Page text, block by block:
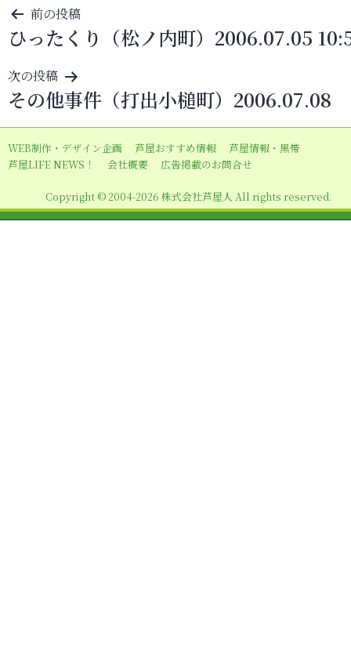
投
稿
ナ
ビ
ゲ
ー
シ
ン
前の投稿
ひったくり（松ノ内町）2006.07.05
次の投稿
その他事件（打出小槌町）2006.07.08
WEB制作・デザイン企画 芦屋おすすめ情報
芦屋情報・黒帯
芦屋LIFE NEWS！
会社概要 広告掲載のお問合せ
Copyright © 2004-2026 株式会社芦屋人 All rights reserved.